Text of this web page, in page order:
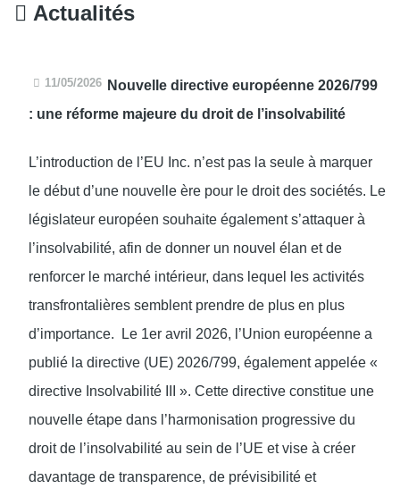
Actualités
11/05/2026 Nouvelle directive européenne 2026/799
: une réforme majeure du droit de l’insolvabilité
L’introduction de l’EU Inc. n’est pas la seule à marquer
le début d’une nouvelle ère pour le droit des sociétés. Le
législateur européen souhaite également s’attaquer à
l’insolvabilité, afin de donner un nouvel élan et de
renforcer le marché intérieur, dans lequel les activités
transfrontalières semblent prendre de plus en plus
d’importance. Le 1er avril 2026, l’Union européenne a
publié la directive (UE) 2026/799, également appelée «
directive Insolvabilité III ». Cette directive constitue une
nouvelle étape dans l’harmonisation progressive du
droit de l’insolvabilité au sein de l’UE et vise à créer
davantage de transparence, de prévisibilité et